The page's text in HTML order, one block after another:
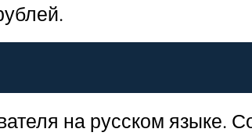
на русском языке.